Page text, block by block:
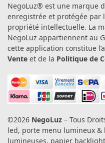
NegoLuz® est une marque
enregistrée et protégée par
propriété intellectuelle. La
NegoLuz appartiennent au
cette application constitue
Vente et de la Politique de
©2026 NegoLuz – Tous
led, porte menu lumineux
lumineuses, papier